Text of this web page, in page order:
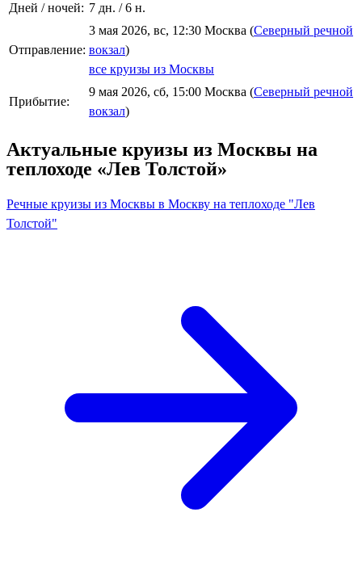
Дней / ночей: 7 дн. / 6 н.
Отправление:
3 мая 2026, вс, 12:30 Москва (Северный речной
вокзал)
все круизы из Москвы
Прибытие:
9 мая 2026, сб, 15:00 Москва (Северный речной
вокзал)
Актуальные круизы из Москвы на
теплоходе «Лев Толстой»
Речные круизы из Москвы в Москву на теплоходе "Лев
Толстой"